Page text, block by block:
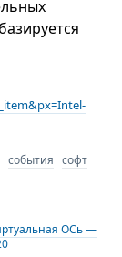
события софт
ОСь —